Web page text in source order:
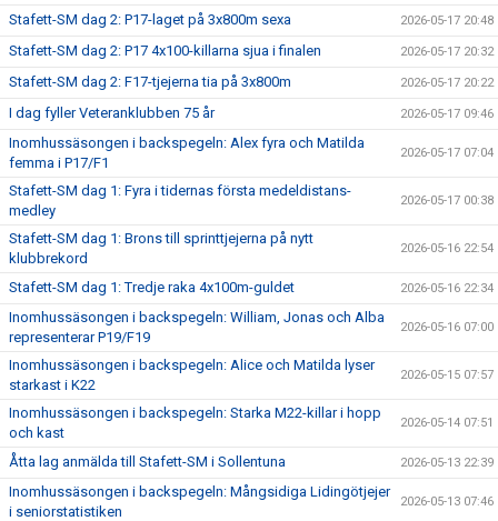
Stafett-SM dag 2: P17-laget på 3x800m sexa 2026-05-17 20:48
Stafett-SM dag 2: P17 4x100-killarna sjua i finalen 2026-05-17 20:32
Stafett-SM dag 2: F17-tjejerna tia på 3x800m 2026-05-17 20:22
I dag fyller Veteranklubben 75 år 2026-05-17 09:46
Inomhussäsongen i backspegeln: Alex fyra och Matilda
femma i P17/F1
2026-05-17 07:04
Stafett-SM dag 1: Fyra i tidernas första medeldistans-
medley
2026-05-17 00:38
Stafett-SM dag 1: Brons till sprinttjejerna på nytt
klubbrekord
2026-05-16 22:54
Stafett-SM dag 1: Tredje raka 4x100m-guldet 2026-05-16 22:34
Inomhussäsongen i backspegeln: William, Jonas och Alba
representerar P19/F19
2026-05-16 07:00
Inomhussäsongen i backspegeln: Alice och Matilda lyser
starkast i K22
2026-05-15 07:57
Inomhussäsongen i backspegeln: Starka M22-killar i hopp
och kast
2026-05-14 07:51
Åtta lag anmälda till Stafett-SM i Sollentuna 2026-05-13 22:39
Inomhussäsongen i backspegeln: Mångsidiga Lidingötjejer
i seniorstatistiken
2026-05-13 07:46